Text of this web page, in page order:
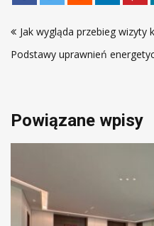
wpisu
Jak wygląda przebieg
Podstawy uprawnień
Powiązane wpisy